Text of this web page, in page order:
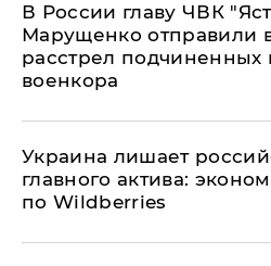
В России главу ЧВК
Марущенко отправили
расстрел подчиненных
военкора
​Украина лишает
главного актива:
по Wildberries